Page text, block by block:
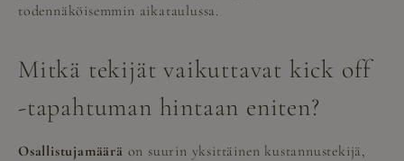
todennäköisemmin aikataulussa.
Mitkä tekijät vaikuttavat kick off
-tapahtuman hintaan eniten?
Osallistujamäärä on suurin yksittäinen kustannustekijä,